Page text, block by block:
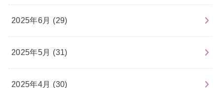
2025年6月 (29)
2025年5月 (31)
2025年4月 (30)